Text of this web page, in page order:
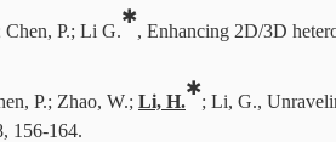
P.; Li G.
✱
, Enhancing 2D/3D
P.; Zhao, W.; Li, H.
✱
; Li, G.,
156-164.